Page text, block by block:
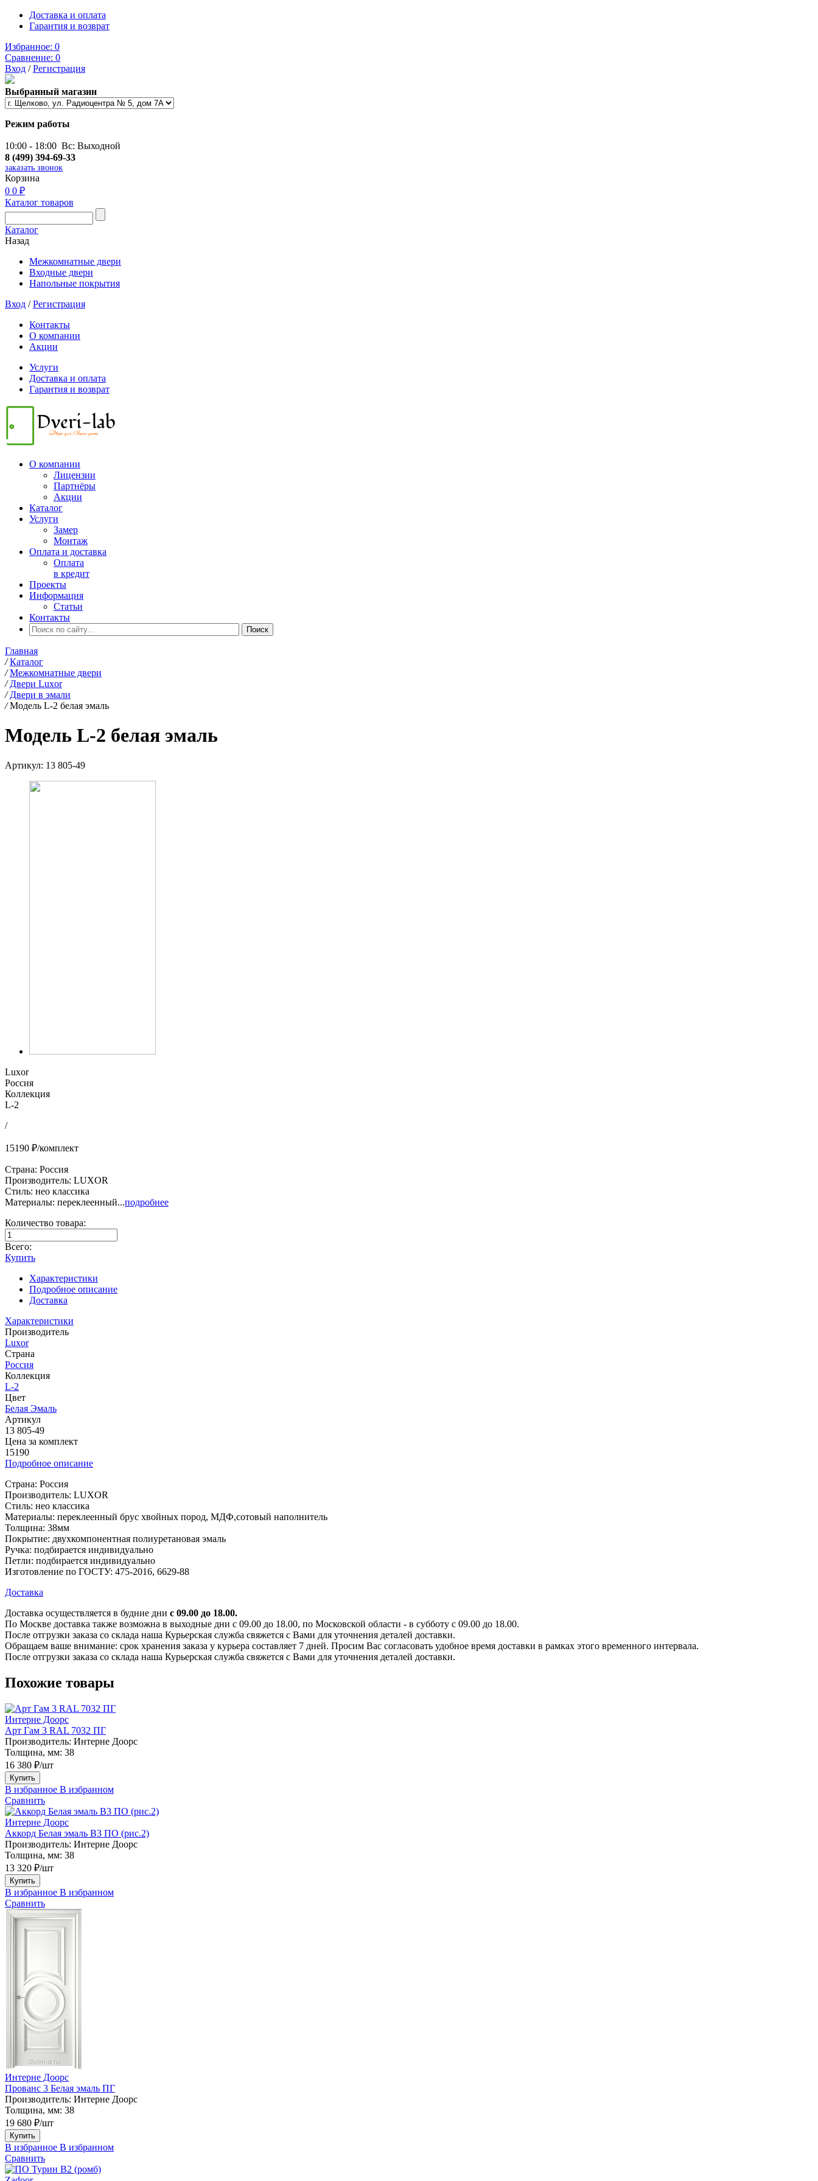
Доставка и оплата
Гарантия и возврат
Избранное: 0
Сравнение: 0
Вход /Регистрация
Выбранный магазин
Режим работы
10:00 - 18:00 Вс: Выходной
8 (499) 394-69-33
заказать звонок
Корзина
0 0 ₽
Каталог товаров
Каталог
Назад
Межкомнатные двери
Входные двери
Напольные покрытия
Вход /Регистрация
Контакты
О компании
Акции
Услуги
Доставка и оплата
Гарантия и возврат
О компании
Лицензии
Партнёры
Акции
Каталог
Услуги
Замер
Монтаж
Оплата и доставка
Оплата
в кредит
Проекты
Информация
Статьи
Контакты
Главная
/ Каталог
/ Межкомнатные двери
/ Двери Luxor
/ Двери в эмали
/ Модель L-2 белая эмаль
Модель L-2 белая эмаль
Артикул: 13 805-49
Luxor
Россия
Коллекция
L-2
/
15190 ₽/комплект
Страна: Россия
Производитель: LUXOR
Стиль: нео классика
Материалы: переклеенный...подробнее
Количество товара:
Всего:
Купить
Характеристики
Подробное описание
Доставка
Характеристики
Производитель
Luxor
Страна
Россия
Коллекция
L-2
Цвет
Белая Эмаль
Артикул
13 805-49
Цена за комплект
15190
Подробное описание
Страна: Россия
Производитель: LUXOR
Стиль: нео классика
Материалы: переклеенный брус хвойных пород, МДФ,сотовый наполнитель
Толщина: 38мм
Покрытие: двухкомпонентная полиуретановая эмаль
Ручка: подбирается индивидуально
Петли: подбирается индивидуально
Изготовление по ГОСТУ: 475-2016, 6629-88
Доставка
Доставка осуществляется в будние дни с 09.00 до 18.00.
По Москве доставка также возможна в выходные дни с 09.00 до 18.00, по Московской области - в субботу с 09.00 до 18.00.
После отгрузки заказа со склада наша Курьерская служба свяжется с Вами для уточнения деталей доставки.
Обращаем ваше внимание: срок хранения заказа у курьера составляет 7 дней. Просим Вас согласовать удобное время доставки в рамках этого временного интервала.
После отгрузки заказа со склада наша Курьерская служба свяжется с Вами для уточнения деталей доставки.
Похожие товары
Интерне Доорс
Арт Гам 3 RAL 7032 ПГ
Производитель: Интерне Доорс
Толщина, мм: 38
16 380 ₽/шт
Купить
В избранное В избранном
Сравнить
Интерне Доорс
Аккорд Белая эмаль В3 ПО (рис.2)
Производитель: Интерне Доорс
Толщина, мм: 38
13 320 ₽/шт
Купить
В избранное В избранном
Сравнить
Интерне Доорс
Прованс 3 Белая эмаль ПГ
Производитель: Интерне Доорс
Толщина, мм: 38
19 680 ₽/шт
Купить
В избранное В избранном
Сравнить